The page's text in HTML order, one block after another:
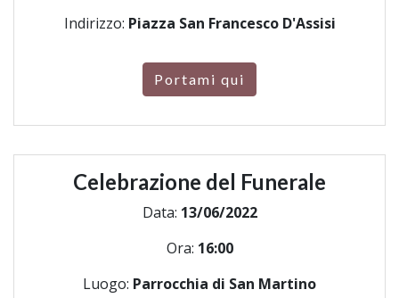
Indirizzo: Piazza San Francesco D'Assisi
Portami qui
Celebrazione del Funerale
Data: 13/06/2022
Ora: 16:00
Luogo: Parrocchia di San Martino